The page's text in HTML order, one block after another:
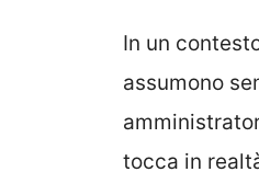
In un
assumono
tocca in